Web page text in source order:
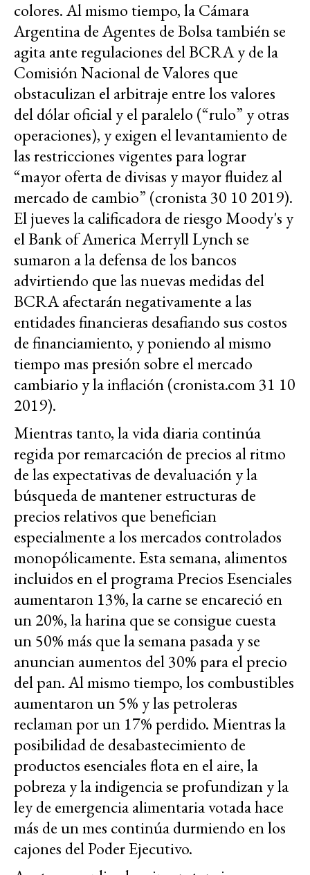
colores. Al mismo tiempo, la Cámara
Argentina de Agentes de Bolsa también se
agita ante regulaciones del BCRA y de la
Comisión Nacional de Valores que
obstaculizan el arbitraje entre los valores
del dólar oficial y el paralelo (“rulo” y otras
operaciones), y exigen el levantamiento de
las restricciones vigentes para lograr
“mayor oferta de divisas y mayor fluidez al
mercado de cambio” (cronista 30 10 2019).
El jueves la calificadora de riesgo Moody's y
el Bank of America Merryll Lynch se
sumaron a la defensa de los bancos
advirtiendo que las nuevas medidas del
BCRA afectarán negativamente a las
entidades financieras desafiando sus costos
de financiamiento, y poniendo al mismo
tiempo mas presión sobre el mercado
cambiario y la inflación (cronista.com 31 10
2019).
Mientras tanto, la vida diaria continúa
regida por remarcación de precios al ritmo
de las expectativas de devaluación y la
búsqueda de mantener estructuras de
precios relativos que benefician
especialmente a los mercados controlados
monopólicamente. Esta semana, alimentos
incluidos en el programa Precios Esenciales
aumentaron 13%, la carne se encareció en
un 20%, la harina que se consigue cuesta
un 50% más que la semana pasada y se
anuncian aumentos del 30% para el precio
del pan. Al mismo tiempo, los combustibles
aumentaron un 5% y las petroleras
reclaman por un 17% perdido. Mientras la
posibilidad de desabastecimiento de
productos esenciales flota en el aire, la
pobreza y la indigencia se profundizan y la
ley de emergencia alimentaria votada hace
más de un mes continúa durmiendo en los
cajones del Poder Ejecutivo.